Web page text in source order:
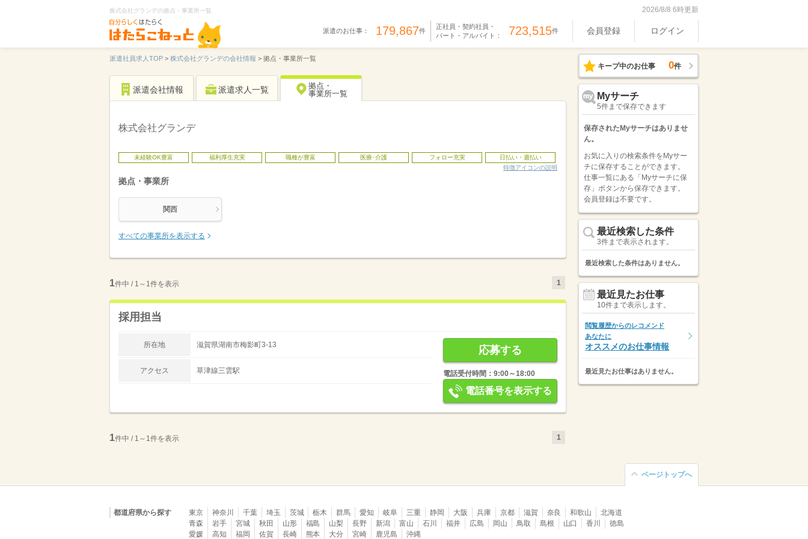
株式会社グランデの拠点・事業所一覧 2026/8/8 6時更新
派遣のお仕事： 179,867件
正社員・契約社員・
パート・アルバイト： 723,515件 会員登録 ログイン
派遣社員求人TOP > 株式会社グランデの会社情報 > 拠点・事業所一覧
派遣会社情報 派遣求人一覧
拠点・
事業所一覧
株式会社グランデ
未経験OK豊富 福利厚生充実 職種が豊富 医療･介護 フォロー充実
日払い・週払い
特徴アイコンの説明
拠点・事業所
関西
すべての事業所を表示する
1件中 / 1～1件を表示 1
採用担当
所在地 滋賀県湖南市梅影町3-13
アクセス 草津線三雲駅
応募する
電話受付時間：9:00～18:00
電話番号を表示する
1件中 / 1～1件を表示 1
キープ中のお仕事 0件
Myサーチ
5件まで保存できます
保存されたMyサーチはありませ
ん。
お気に入りの検索条件をMyサー
チに保存することができます。
仕事一覧にある「Myサーチに保
存」ボタンから保存できます。
会員登録は不要です。
最近検索した条件
3件まで表示されます。
最近検索した条件はありません。
最近見たお仕事
10件まで表示します。
閲覧履歴からのレコメンド
あなたに
オススメのお仕事情報
最近見たお仕事はありません。
ページトップへ
都道府県から探す 東京 神奈川 千葉 埼玉 茨城 栃木 群馬 愛知 岐阜 三重 静岡 大阪 兵庫 京都 滋賀 奈良 和歌山
北海道
青森
岩手 宮城 秋田 山形 福島 山梨 長野 新潟 富山 石川 福井 広島 岡山 鳥取 島根 山口 香川
徳島
愛媛
高知 福岡 佐賀 長崎 熊本 大分 宮崎 鹿児島 沖縄